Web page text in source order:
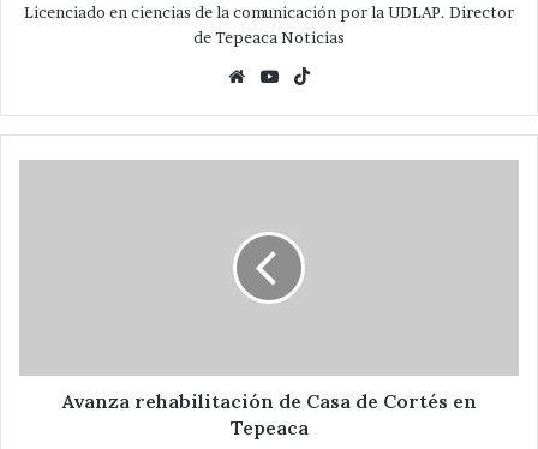
Licenciado en ciencias de la comunicación por la UDLAP. Director
de Tepeaca Noticias
WebsiteYouTube
Avanza rehabilitación de Casa de Cortés en
Tepeaca